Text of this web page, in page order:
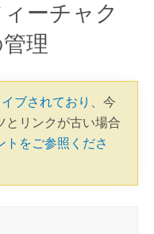
ーチャク
理
ブされており
、今
とリンクが古い場合
トをご参照くださ